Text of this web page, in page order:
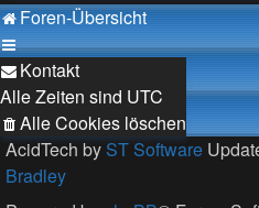
Foren-Übersicht
Kontakt
Alle Zeiten sind UTC
Alle Cookies löschen
AcidTech by ST Software
Bradley